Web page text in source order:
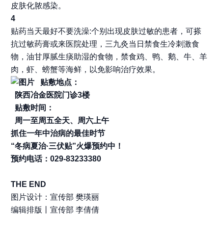
皮肤化脓感染。
4
贴药当天最好不要洗澡:个别出现皮肤过敏的患者，可搽
抗过敏药膏或来医院处理，三九灸当日禁食生冷刺激食
物，油甘厚腻生痰助湿的食物，禁食鸡、鸭、鹅、牛、羊
肉，虾、螃蟹等海鲜，以免影响治疗效果。
贴敷地点：
陕西冶金医院门诊3楼
贴敷时间：
周一至周五全天、周六上午
抓住一年中治病的最佳时节
“冬病夏治·三伏贴”火爆预约中！
预约电话：029-83233380
THE END
图片设计：宣传部 樊瑛丽
编辑排版丨宣传部 李倩倩